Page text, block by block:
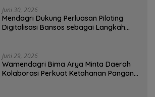
Juni 30, 2026
Mendagri Dukung Perluasan Piloting
Digitalisasi Bansos sebagai Langkah
Juni 29, 2026
Wamendagri Bima Arya Minta Daerah
Kolaborasi Perkuat Ketahanan Pangan